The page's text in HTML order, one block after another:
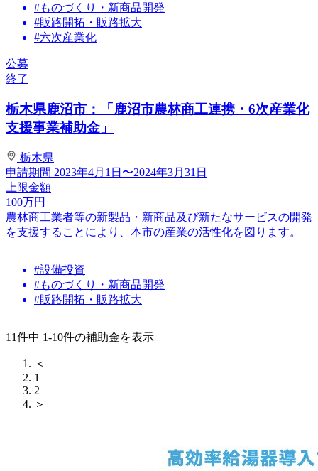
#ものづくり・新商品開発
#販路開拓・販路拡大
#六次産業化
公募
終了
栃木県鹿沼市：「鹿沼市農林商工連携・6次産業化
支援事業補助金」
栃木県
申請期間 2023年4月1日〜2024年3月31日
上限金額
100万円
農林商工業者等の新製品・新商品及び新たなサービスの開発
を支援することにより、本市の産業の活性化を図ります。
#設備投資
#ものづくり・新商品開発
#販路開拓・販路拡大
11件中 1-10件の補助金を表示
＜
1
2
＞